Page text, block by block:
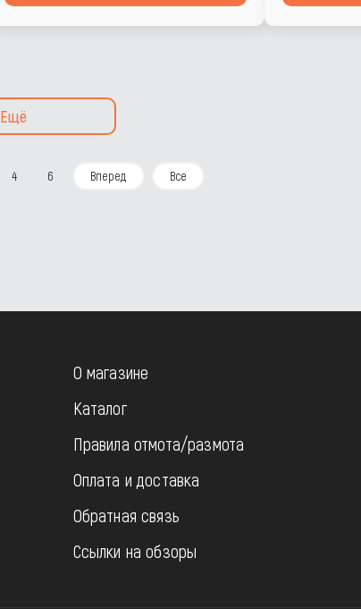
Ещё
4 6 Вперед Все
О магазине
Каталог
Правила отмота/размота
Оплата и доставка
Обратная связь
Ссылки на обзоры